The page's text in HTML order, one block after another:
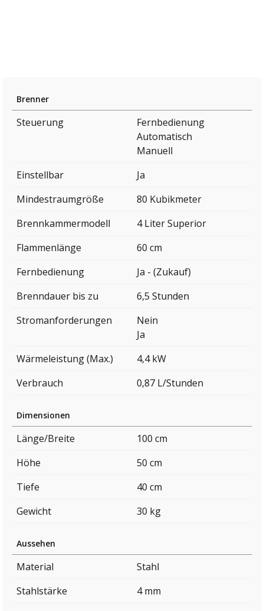
Brenner
Steuerung
Fernbedienung
Automatisch
Manuell
Einstellbar
Ja
Mindestraumgröße
80 Kubikmeter
Brennkammermodell
4 Liter Superior
Flammenlänge
60 cm
Fernbedienung
Ja - (Zukauf)
Brenndauer bis zu
6,5 Stunden
Stromanforderungen
Nein
Ja
Wärmeleistung (Max.)
4,4 kW
Verbrauch
0,87 L/Stunden
Dimensionen
Länge/Breite
100 cm
Höhe
50 cm
Tiefe
40 cm
Gewicht
30 kg
Aussehen
Material
Stahl
Stahlstärke
4 mm